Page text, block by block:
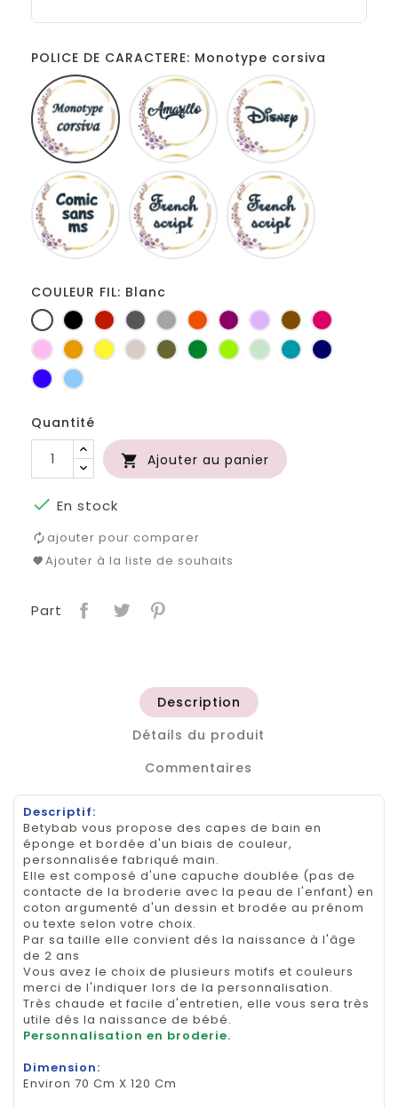
POLICE DE CARACTERE: Monotype corsiva
Monotype
corsiva
Amarillo
Comic
sans
ms
French
script
COULEUR FIL: Blanc
BlancNoir RougeGris
foncé
Gris
clair
OrangePruneLilasMarronFuchsia
RoseJaune
d'or
jauneFicelleKaki Vert
bouteille
Anis
Vert
d'eau
Turquoise
Marine
Bleu
roi
Bleu
Quantité
 Ajouter au panier
 En stock
ajouter pour comparer
Ajouter à la liste de souhaits
Part
Description
Détails du produit
Commentaires
Descriptif:
Betybab vous propose des capes de bain en
éponge et bordée d'un biais de couleur,
personnalisée fabriqué main.
Elle est composé d'une capuche doublée (pas de
contacte de la broderie avec la peau de l'enfant) en
coton argumenté d'un dessin et brodée au prénom
ou texte selon votre choix.
Par sa taille elle convient dés la naissance à l'âge
de 2 ans
Vous avez le choix de plusieurs motifs et couleurs
merci de l'indiquer lors de la personnalisation.
Très chaude et facile d'entretien, elle vous sera très
utile dés la naissance de bébé.
Personnalisation en broderie.
Dimension:
Environ 70 Cm X 120 Cm